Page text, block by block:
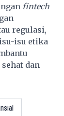
fintech
regulasi,
isu etika
dan